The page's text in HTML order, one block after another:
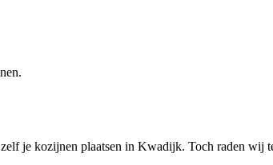
je kozijnen plaatsen in Kwadijk. Toch raden wij